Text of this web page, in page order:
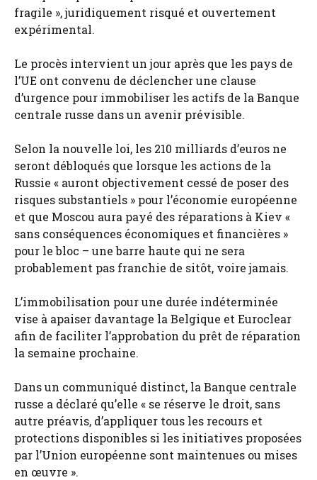
fragile », juridiquement risqué et ouvertement
expérimental.
Le procès intervient un jour après que les pays de
l’UE ont convenu de déclencher une clause
d’urgence pour immobiliser les actifs de la Banque
centrale russe dans un avenir prévisible.
Selon la nouvelle loi, les 210 milliards d’euros ne
seront débloqués que lorsque les actions de la
Russie « auront objectivement cessé de poser des
risques substantiels » pour l’économie européenne
et que Moscou aura payé des réparations à Kiev «
sans conséquences économiques et financières »
pour le bloc – une barre haute qui ne sera
probablement pas franchie de sitôt, voire jamais.
L’immobilisation pour une durée indéterminée
vise à apaiser davantage la Belgique et Euroclear
afin de faciliter l’approbation du prêt de réparation
la semaine prochaine.
Dans un communiqué distinct, la Banque centrale
russe a déclaré qu’elle « se réserve le droit, sans
autre préavis, d’appliquer tous les recours et
protections disponibles si les initiatives proposées
par l’Union européenne sont maintenues ou mises
en œuvre ».